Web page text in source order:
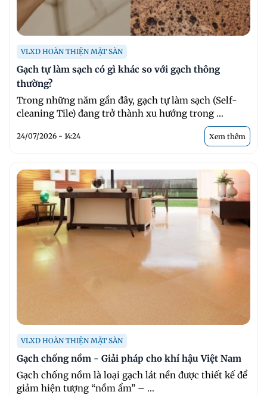
VLXD HOÀN THIỆN MẶT SÀN
Gạch tự làm sạch có gì khác so với gạch thông
thường?
Trong những năm gần đây, gạch tự làm sạch (Self-
cleaning Tile) đang trở thành xu hướng trong ...
24/07/2026 - 14:24 Xem thêm
VLXD HOÀN THIỆN MẶT SÀN
Gạch chống nồm - Giải pháp cho khí hậu Việt Nam
Gạch chống nồm là loại gạch lát nền được thiết kế để
giảm hiện tượng “nồm ẩm” – ...